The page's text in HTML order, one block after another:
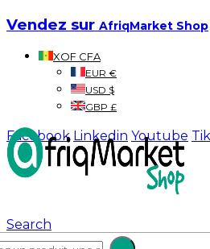
Vendez sur AfriqMarket Shop
XOF CFA
EUR €
USD $
GBP £
Facebook Linkedin Youtube
Search